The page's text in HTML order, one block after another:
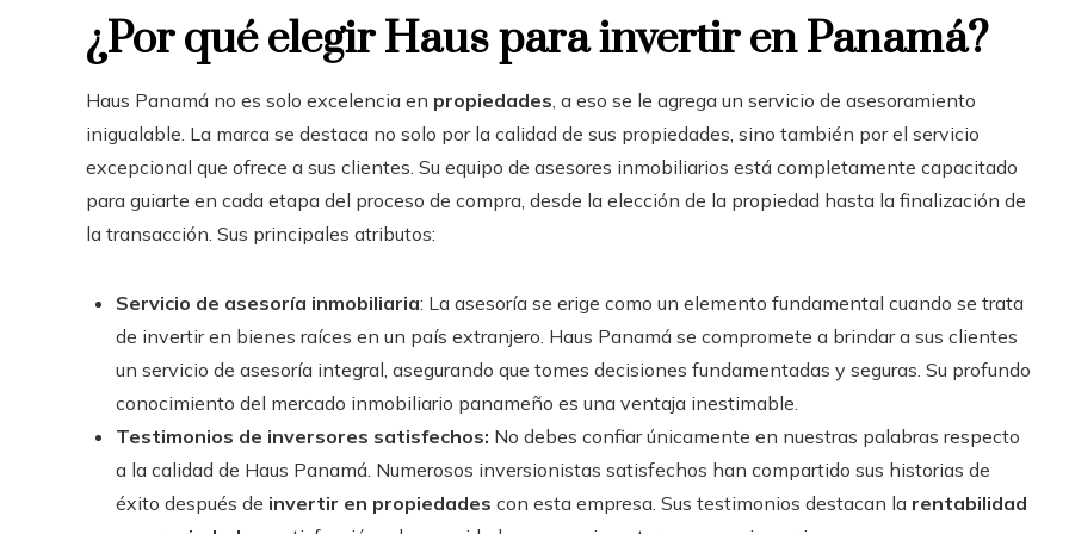
¿Por qué elegir Haus para invertir en Panamá?
Haus Panamá no es solo excelencia en propiedades, a eso se le agrega un servicio de asesoramiento
inigualable. La marca se destaca no solo por la calidad de sus propiedades, sino también por el servicio
excepcional que ofrece a sus clientes. Su equipo de asesores inmobiliarios está completamente capacitado
para guiarte en cada etapa del proceso de compra, desde la elección de la propiedad hasta la finalización de
la transacción. Sus principales atributos:
Servicio de asesoría inmobiliaria: La asesoría se erige como un elemento fundamental cuando se trata
de invertir en bienes raíces en un país extranjero. Haus Panamá se compromete a brindar a sus clientes
un servicio de asesoría integral, asegurando que tomes decisiones fundamentadas y seguras. Su profundo
conocimiento del mercado inmobiliario panameño es una ventaja inestimable.
Testimonios de inversores satisfechos: No debes confiar únicamente en nuestras palabras respecto
a la calidad de Haus Panamá. Numerosos inversionistas satisfechos han compartido sus historias de
éxito después de invertir en propiedades con esta empresa. Sus testimonios destacan la rentabilidad